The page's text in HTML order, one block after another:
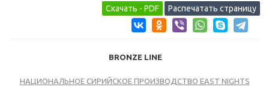
BRONZE LINE
НАЦИОНАЛЬНОЕ СИРИЙСКОЕ ПРОИЗВОДСТВО EAST NIGHTS